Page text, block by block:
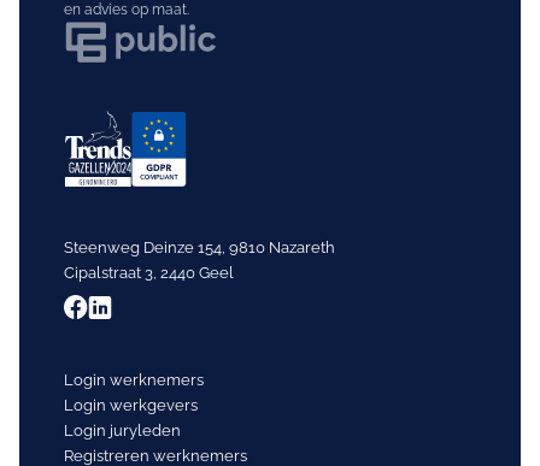
en advies op maat.
Steenweg Deinze 154, 9810 Nazareth
Cipalstraat 3, 2440 Geel
Login werknemers
Login werkgevers
Login juryleden
Registreren werknemers